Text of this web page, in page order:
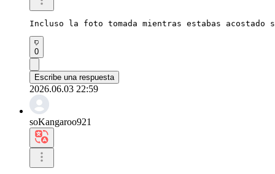
Incluso la foto tomada mientras estabas acostado
0
Escribe una respuesta
2026.06.03 22:59
soKangaroo921